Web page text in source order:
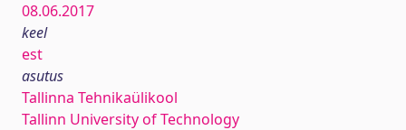
08.06.2017
keel
est
asutus
Tallinna Tehnikaülikool
Tallinn University of Technology